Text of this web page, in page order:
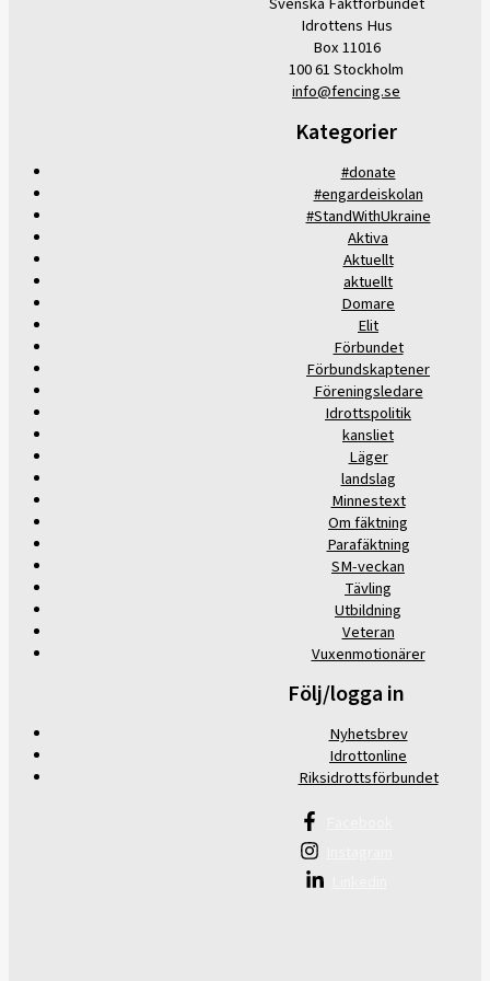
Idrottens Hus
Box 11016
100 61 Stockholm
info@fencing.se
Kategorier
#donate
#engardeiskolan
#StandWithUkraine
Aktiva
Aktuellt
aktuellt
Domare
Elit
Förbundet
Förbundskaptener
Föreningsledare
Idrottspolitik
kansliet
Läger
landslag
Minnestext
Om fäktning
Parafäktning
SM-veckan
Tävling
Utbildning
Veteran
Vuxenmotionärer
Följ/logga in
Nyhetsbrev
Idrottonline
Riksidrottsförbundet